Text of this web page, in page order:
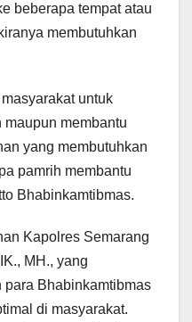
beberapa tempat atau
membutuhkan
untuk
membantu
yang membutuhkan
pamrih membantu
Bhabinkamtibmas.
Kapolres Semarang
MH., yang
para Bhabinkamtibmas
di masyarakat.